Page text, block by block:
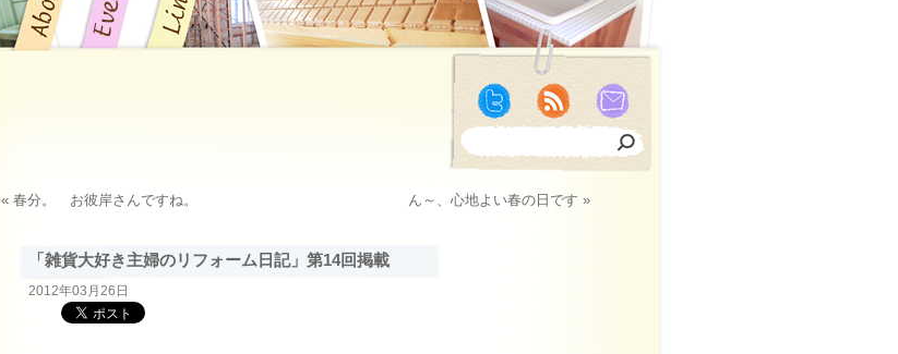
« 春分。 お彼岸さんですね。 ん～、心地よい春の日です »
「雑貨大好き主婦のリフォーム日記」第14回掲載
2012年03月26日